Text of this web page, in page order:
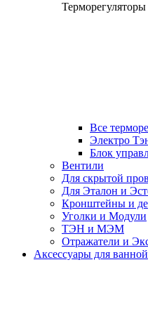
Терморегуляторы
Все
Электро
Блок
Вентили
Для скрытой
Для Эталон и
Кронштейны и
Уголки и Модули
ТЭН и МЭМ
Отражатели и
Аксессуары для ванной